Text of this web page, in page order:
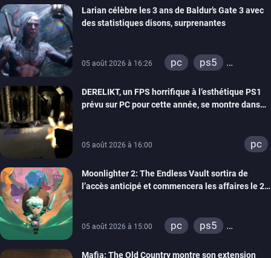
Larian célèbre les 3 ans de Baldur’s Gate 3 avec
des statistiques disons, surprenantes
05 août 2026 à 16:26 pc
ps5
DERELIKT, un FPS horrifique à l’esthétique PS1
prévu sur PC pour cette année, se montre dans
05 août 2026 à 16:00 pc
Moonlighter 2: The Endless Vault sortira de
l’accès anticipé et commencera les affaires le 2
05 août 2026 à 15:00 pc
ps5
Mafia: The Old Country montre son extension